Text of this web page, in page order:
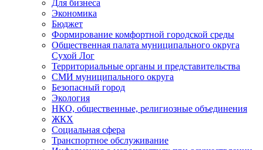
Для бизнеса
Экономика
Бюджет
Формирование комфортной городской среды
Общественная палата муниципального округа
Сухой Лог
Территориальные органы и представительства
СМИ муниципального округа
Безопасный город
Экология
НКО, общественные, религиозные объединения
ЖКХ
Социальная сфера
Транспортное обслуживание